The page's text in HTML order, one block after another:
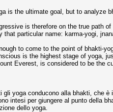
is the ultimate goal, but to analyze
is therefore on the true path
that particular name: karma-yogi,
to come to the point of bhakti-
is the highest stage of yoga,
Everest, is considered to be the
gli yoga conducono alla bhakti, che
intesi per giungere al punto della
dello yoga.